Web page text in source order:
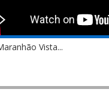
Vista...